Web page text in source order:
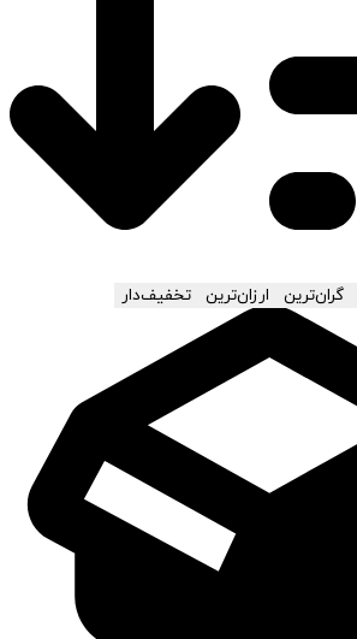
گران‌ترین ارزان‌ترین تخفیف‌دار